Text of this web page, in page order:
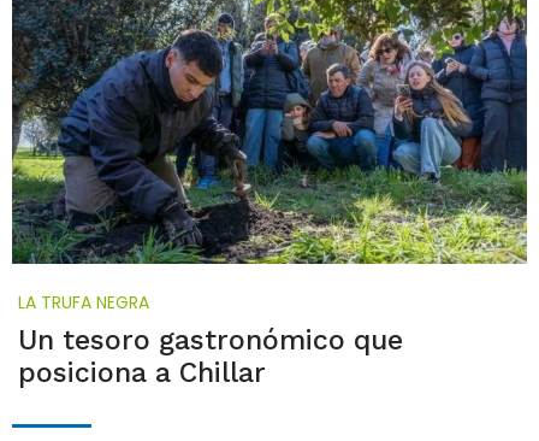
LA TRUFA NEGRA
Un tesoro gastronómico que
posiciona a Chillar